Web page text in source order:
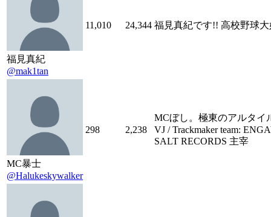
福見真紀
@mak1tan
11,010 24,344 福見真紀です!! 高校野球
MC暴士
@Halukeskywalker
298 2,238
MCぼし。極東のアルタイ
VJ / Trackmaker team:
SALT RECORDS 主宰